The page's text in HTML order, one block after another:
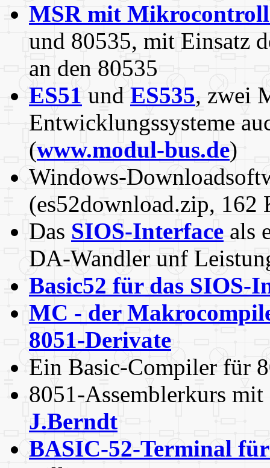
MSR mit
und 80535, mit Einsatz
an den 80535
ES51 und ES535, zwei
Entwicklungssysteme
(www.modul-bus.de)
Windows-
(es52download.zip, 162
Das SIOS-Interface als
DA-Wandler unf
Basic52 für das SIOS-
MC - der
8051-Derivate
Ein Basic-Compiler für
8051-Assemblerkurs
J.Berndt
BASIC-52-Terminal